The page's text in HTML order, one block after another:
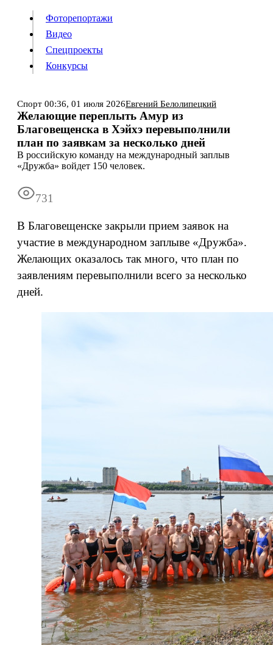
Видео
Конкурсы
Подписка Все новости Архив
Фоторепортажи
Видео
Спецпроекты
Конкурсы
Спорт 00:36, 01 июля 2026Евгений Белолипецкий
Желающие переплыть Амур из
Благовещенска в Хэйхэ перевыполнили
план по заявкам за несколько дней
В российскую команду на международный заплыв
«Дружба» войдет 150 человек.
731
В Благовещенске закрыли прием заявок на
участие в международном заплыве «Дружба».
Желающих оказалось так много, что план по
заявлениям перевыполнили всего за несколько
дней.